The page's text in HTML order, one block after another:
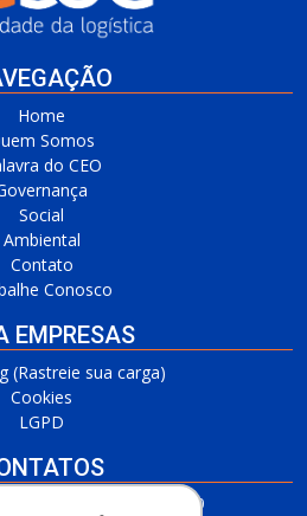
Home
Somos
do CEO
Social
Ambiental
Contato
Conosco
EMPRESAS
(Rastreie sua carga)
Cookies
LGPD
(11) 3509-7700 / (11) 3509-4650